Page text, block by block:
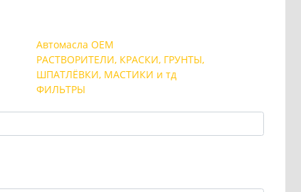
Автомасла OEM
РАСТВОРИТЕЛИ, КРАСКИ, ГРУНТЫ,
ШПАТЛЁВКИ, МАСТИКИ и тд
ФИЛЬТРЫ